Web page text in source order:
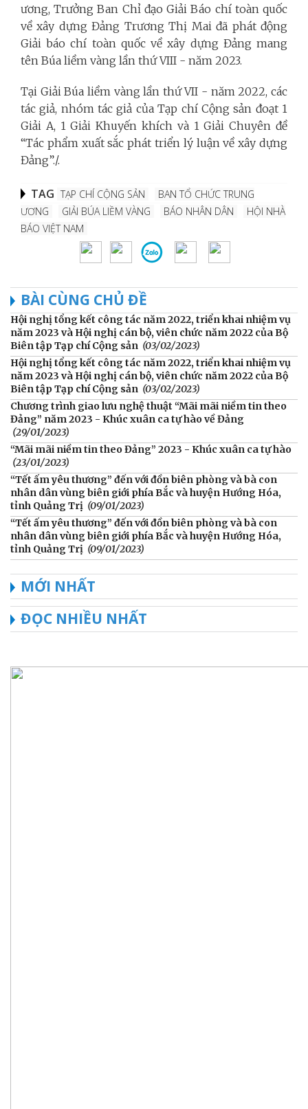
ương, Trưởng Ban Chỉ đạo Giải Báo chí toàn quốc
về xây dựng Đảng Trương Thị Mai đã phát động
Giải báo chí toàn quốc về xây dựng Đảng mang
tên Búa liềm vàng lần thứ VIII - năm 2023.
Tại Giải Búa liềm vàng lần thứ VII - năm 2022, các
tác giả, nhóm tác giả của Tạp chí Cộng sản đoạt 1
Giải A, 1 Giải Khuyến khích và 1 Giải Chuyên đề
“Tác phẩm xuất sắc phát triển lý luận về xây dựng
Đảng”./.
TAG TẠP CHÍ CỘNG SẢN
BAN TỔ CHỨC TRUNG
ƯƠNG
GIẢI BÚA LIỀM VÀNG BÁO NHÂN DÂN
HỘI NHÀ
BÁO VIỆT NAM
BÀI CÙNG CHỦ ĐỀ
Hội nghị tổng kết công tác năm 2022, triển khai nhiệm vụ
năm 2023 và Hội nghị cán bộ, viên chức năm 2022 của Bộ
Biên tập Tạp chí Cộng sản (03/02/2023)
Hội nghị tổng kết công tác năm 2022, triển khai nhiệm vụ
năm 2023 và Hội nghị cán bộ, viên chức năm 2022 của Bộ
Biên tập Tạp chí Cộng sản (03/02/2023)
Chương trình giao lưu nghệ thuật “Mãi mãi niềm tin theo
Đảng” năm 2023 - Khúc xuân ca tự hào về Đảng
(29/01/2023)
“Mãi mãi niềm tin theo Đảng” 2023 - Khúc xuân ca tự hào
(23/01/2023)
“Tết ấm yêu thương” đến với đồn biên phòng và bà con
nhân dân vùng biên giới phía Bắc và huyện Hướng Hóa,
tỉnh Quảng Trị (09/01/2023)
“Tết ấm yêu thương” đến với đồn biên phòng và bà con
nhân dân vùng biên giới phía Bắc và huyện Hướng Hóa,
tỉnh Quảng Trị (09/01/2023)
MỚI NHẤT
ĐỌC NHIỀU NHẤT